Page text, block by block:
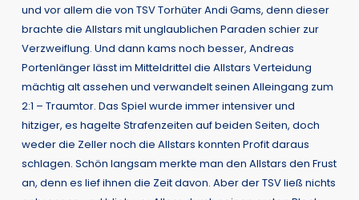
und vor allem die von TSV Torhüter Andi Gams, denn dieser
brachte die Allstars mit unglaublichen Paraden schier zur
Verzweiflung. Und dann kams noch besser, Andreas
Portenlänger lässt im Mitteldrittel die Allstars Verteidung
mächtig alt assehen und verwandelt seinen Alleingang zum
2:1 – Traumtor. Das Spiel wurde immer intensiver und
hitziger, es hagelte Strafenzeiten auf beiden Seiten, doch
weder die Zeller noch die Allstars konnten Profit daraus
schlagen. Schön langsam merkte man den Allstars den Frust
an, denn es lief ihnen die Zeit davon. Aber der TSV ließ nichts